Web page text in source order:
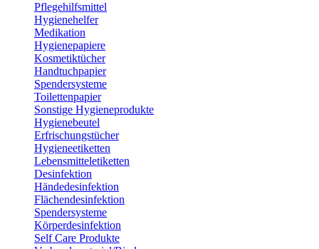
Pflegehilfsmittel
Hygienehelfer
Medikation
Hygienepapiere
Kosmetiktücher
Handtuchpapier
Spendersysteme
Toilettenpapier
Sonstige Hygieneprodukte
Hygienebeutel
Erfrischungstücher
Hygieneetiketten
Lebensmitteletiketten
Desinfektion
Händedesinfektion
Flächendesinfektion
Spendersysteme
Körperdesinfektion
Self Care Produkte